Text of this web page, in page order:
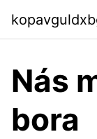
Nás
bora